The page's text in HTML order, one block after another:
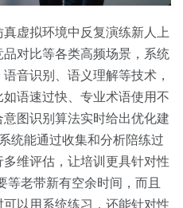
虚拟环境中反复演练新人上
对比等各类高频场景，系统
音识别、语义理解等技术，
语速过快、专业术语使用不
图识别算法实时给出优化建
统能通过收集和分析陪练过
维评估，让培训更具针对性
等老带新有空余时间，而且
以用系统练习，还能针对性